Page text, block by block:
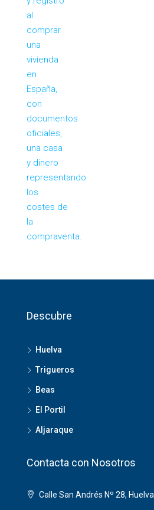
Descubre
Huelva
Trigueros
Beas
El Portil
Aljaraque
Contacta con Nosotros
Calle San Andrés Nº 28, Huelva